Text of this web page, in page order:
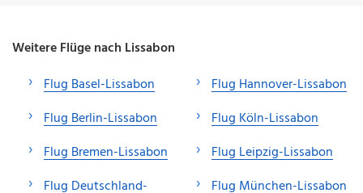
Weitere Flüge nach Lissabon
Flug Basel-Lissabon
Flug Berlin-Lissabon
Flug Bremen-Lissabon
Flug Deutschland-
Flug Hannover-Lissabon
Flug Köln-Lissabon
Flug Leipzig-Lissabon
Flug München-Lissabon